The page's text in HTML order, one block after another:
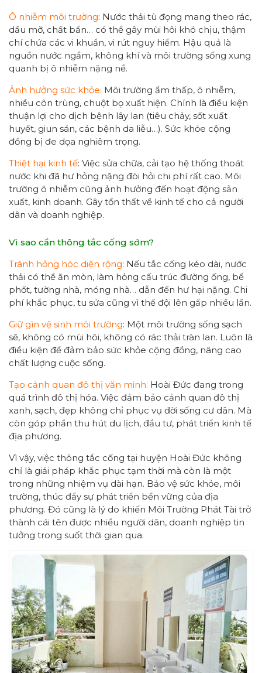
Ô nhiễm môi trường: Nước thải tù đọng mang theo rác,
dầu mỡ, chất bẩn… có thể gây mùi hôi khó chịu, thậm
chí chứa các vi khuẩn, vi rút nguy hiểm. Hậu quả là
nguồn nước ngầm, không khí và môi trường sống xung
quanh bị ô nhiễm nặng nề.
Ảnh hưởng sức khỏe: Môi trường ẩm thấp, ô nhiễm,
nhiều côn trùng, chuột bọ xuất hiện. Chính là điều kiện
thuận lợi cho dịch bệnh lây lan (tiêu chảy, sốt xuất
huyết, giun sán, các bệnh da liễu…). Sức khỏe cộng
đồng bị đe dọa nghiêm trọng.
Thiệt hại kinh tế: Việc sửa chữa, cải tạo hệ thống thoát
nước khi đã hư hỏng nặng đòi hỏi chi phí rất cao. Môi
trường ô nhiễm cũng ảnh hưởng đến hoạt động sản
xuất, kinh doanh. Gây tổn thất về kinh tế cho cả người
dân và doanh nghiệp.
Vì sao cần thông tắc cống sớm?
Tránh hỏng hóc diện rộng: Nếu tắc cống kéo dài, nước
thải có thể ăn mòn, làm hỏng cấu trúc đường ống, bể
phốt, tường nhà, móng nhà… dẫn đến hư hại nặng. Chi
phí khắc phục, tu sửa cũng vì thế đội lên gấp nhiều lần.
Giữ gìn vệ sinh môi trường: Một môi trường sống sạch
sẽ, không có mùi hôi, không có rác thải tràn lan. Luôn là
điều kiện để đảm bảo sức khỏe cộng đồng, nâng cao
chất lượng cuộc sống.
Tạo cảnh quan đô thị văn minh: Hoài Đức đang trong
quá trình đô thị hóa. Việc đảm bảo cảnh quan đô thị
xanh, sạch, đẹp không chỉ phục vụ đời sống cư dân. Mà
còn góp phần thu hút du lịch, đầu tư, phát triển kinh tế
địa phương.
Vì vậy, việc thông tắc cống tại huyện Hoài Đức không
chỉ là giải pháp khắc phục tạm thời mà còn là một
trong những nhiệm vụ dài hạn. Bảo vệ sức khỏe, môi
trường, thúc đẩy sự phát triển bền vững của địa
phương. Đó cũng là lý do khiến Môi Trường Phát Tài trở
thành cái tên được nhiều người dân, doanh nghiệp tin
tưởng trong suốt thời gian qua.